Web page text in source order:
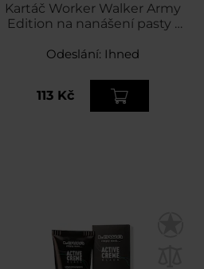
Kartáč Worker Walker Army
Edition na nanášení pasty /
Odeslání: Ihned
113 Kč